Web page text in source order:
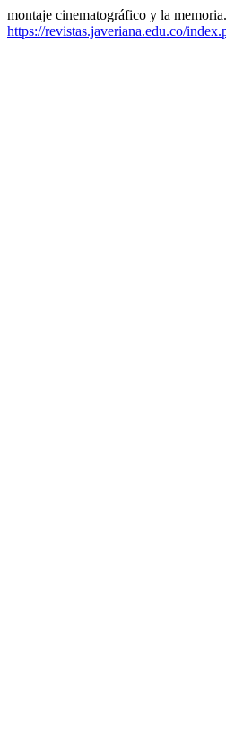
montaje cinematográfico y la memoria.
https://revistas.javeriana.edu.co/